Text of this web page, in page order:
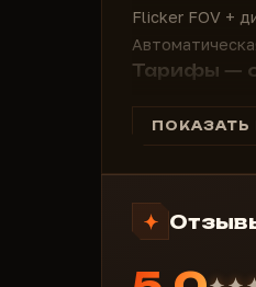
Flicker FOV +
Тарифы —
3 дня — 290₽
30 дней — 790₽
Купить
полная